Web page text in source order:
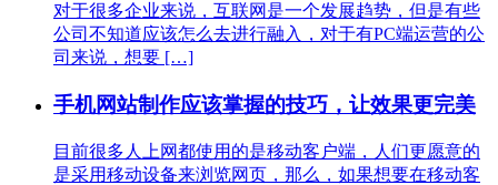
对于很多企业来说，互联网是一个发展趋势，但是有些
公司不知道应该怎么去进行融入，对于有PC端运营的公
司来说，想要 […]
手机网站制作应该掌握的技巧，让效果更完美
目前很多人上网都使用的是移动客户端，人们更愿意的
是采用移动设备来浏览网页，那么，如果想要在移动客